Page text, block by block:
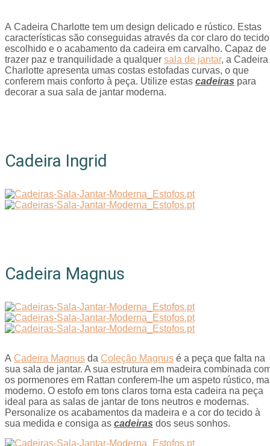
A Cadeira Charlotte tem um design delicado e rústico. Estas
características são conseguidas através da cor claro do tecido
escolhido e o acabamento da cadeira em carvalho. Capaz de
trazer paz e tranquilidade a qualquer sala de jantar, a Cadeira
Charlotte apresenta umas costas estofadas curvas, o que
conferem mais conforto à peça. Utilize estas cadeiras para
decorar a sua sala de jantar moderna.
Cadeira Ingrid
Cadeira Magnus
A Cadeira Magnus da Coleção Magnus é a peça que falta na
sua sala de jantar. A sua estrutura em madeira combinada
os pormenores em Rattan conferem-lhe um aspeto rústico,
moderno. O estofo em tons claros torna esta cadeira na peça
ideal para as salas de jantar de tons neutros e modernas.
Personalize os acabamentos da madeira e a cor do tecido à
sua medida e consiga as cadeiras dos seus sonhos.